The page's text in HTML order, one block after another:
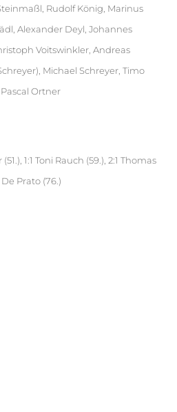
Rudolf König, Marinus
Alexander Deyl, Johannes
Voitswinkler, Andreas
Michael Schreyer, Timo
Ortner
1:1 Toni Rauch (59.), 2:1 Thomas
De Prato (76.)